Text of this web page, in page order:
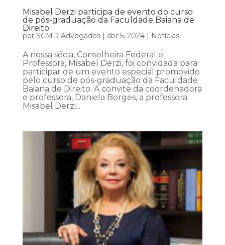
Misabel Derzi participa de evento do curso
de pós-graduação da Faculdade Baiana de
Direito
por SCMD Advogados| abr 5, 2024| Notícias
A nossa sócia, Conselheira Federal e
Professora, Misabel Derzi, foi convidada para
participar de um evento especial promovido
pelo curso de pós-graduação da Faculdade
Baiana de Direito. A convite da coordenadora
e professora, Daniela Borges, a professora
Misabel Derzi...